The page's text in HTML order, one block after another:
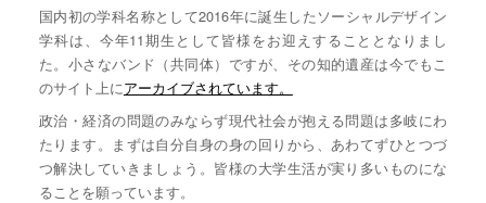
国内初の学科名称として2016年に誕生したソーシャルデザイン
学科は、今年11期生として皆様をお迎えすることとなりまし
た。小さなバンド（共同体）ですが、その知的遺産は今でもこ
のサイト上にアーカイブされています。
政治・経済の問題のみならず現代社会が抱える問題は多岐にわ
たります。まずは自分自身の身の回りから、あわてずひとつづ
つ解決していきましょう。皆様の大学生活が実り多いものにな
ることを願っています。